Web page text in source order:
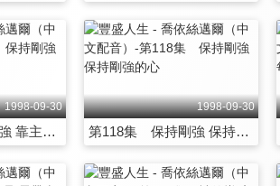
1998-09-30
第117集 保持剛強 靠主剛強
1998-09-30
第118集 保持剛強 保持剛強的心